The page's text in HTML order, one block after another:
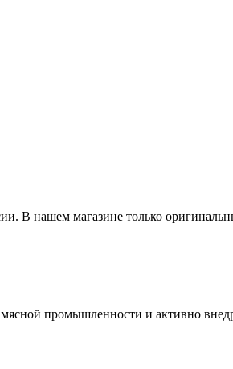
нашем магазине только
промышленности и активно